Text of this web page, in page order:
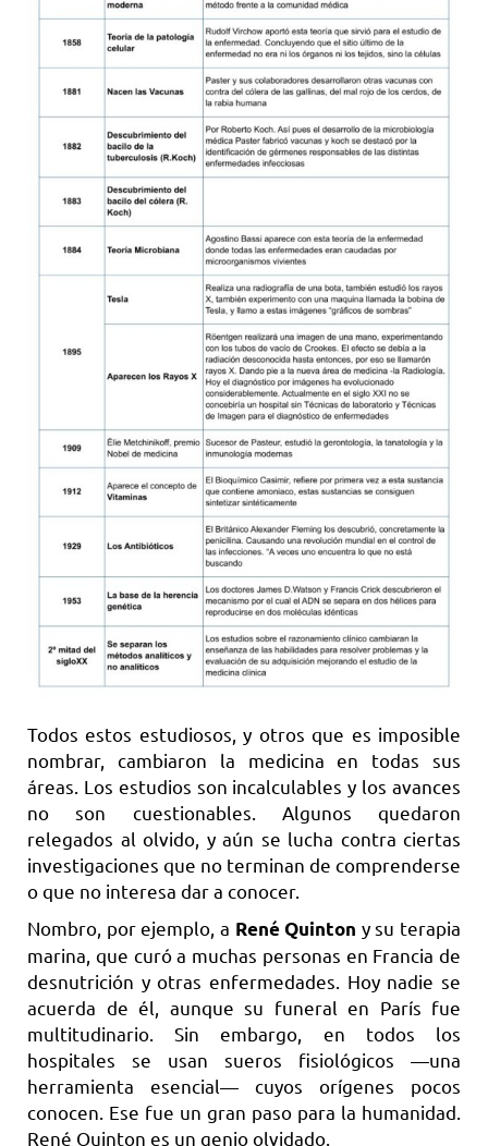
Todos estos estudiosos, y otros que es imposible
nombrar, cambiaron la medicina en todas sus
áreas. Los estudios son incalculables y los avances
no son cuestionables. Algunos quedaron
relegados al olvido, y aún se lucha contra ciertas
investigaciones que no terminan de comprenderse
o que no interesa dar a conocer.
Nombro, por ejemplo, a René Quinton y su terapia
marina, que curó a muchas personas en Francia de
desnutrición y otras enfermedades. Hoy nadie se
acuerda de él, aunque su funeral en París fue
multitudinario. Sin embargo, en todos los
hospitales se usan sueros fisiológicos —una
herramienta esencial— cuyos orígenes pocos
conocen. Ese fue un gran paso para la humanidad.
René Quinton es un genio olvidado.